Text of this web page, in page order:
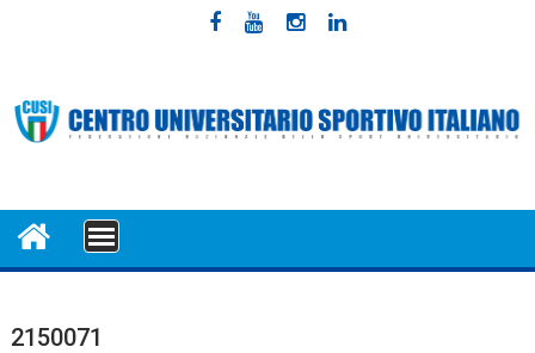
MENU
2150071